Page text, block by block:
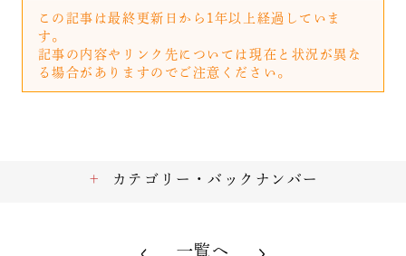
この記事は最終更新日から1年以上経過していま
す。
記事の内容やリンク先については現在と状況が異な
る場合がありますのでご注意ください。
カテゴリー・バックナンバー
一覧へ